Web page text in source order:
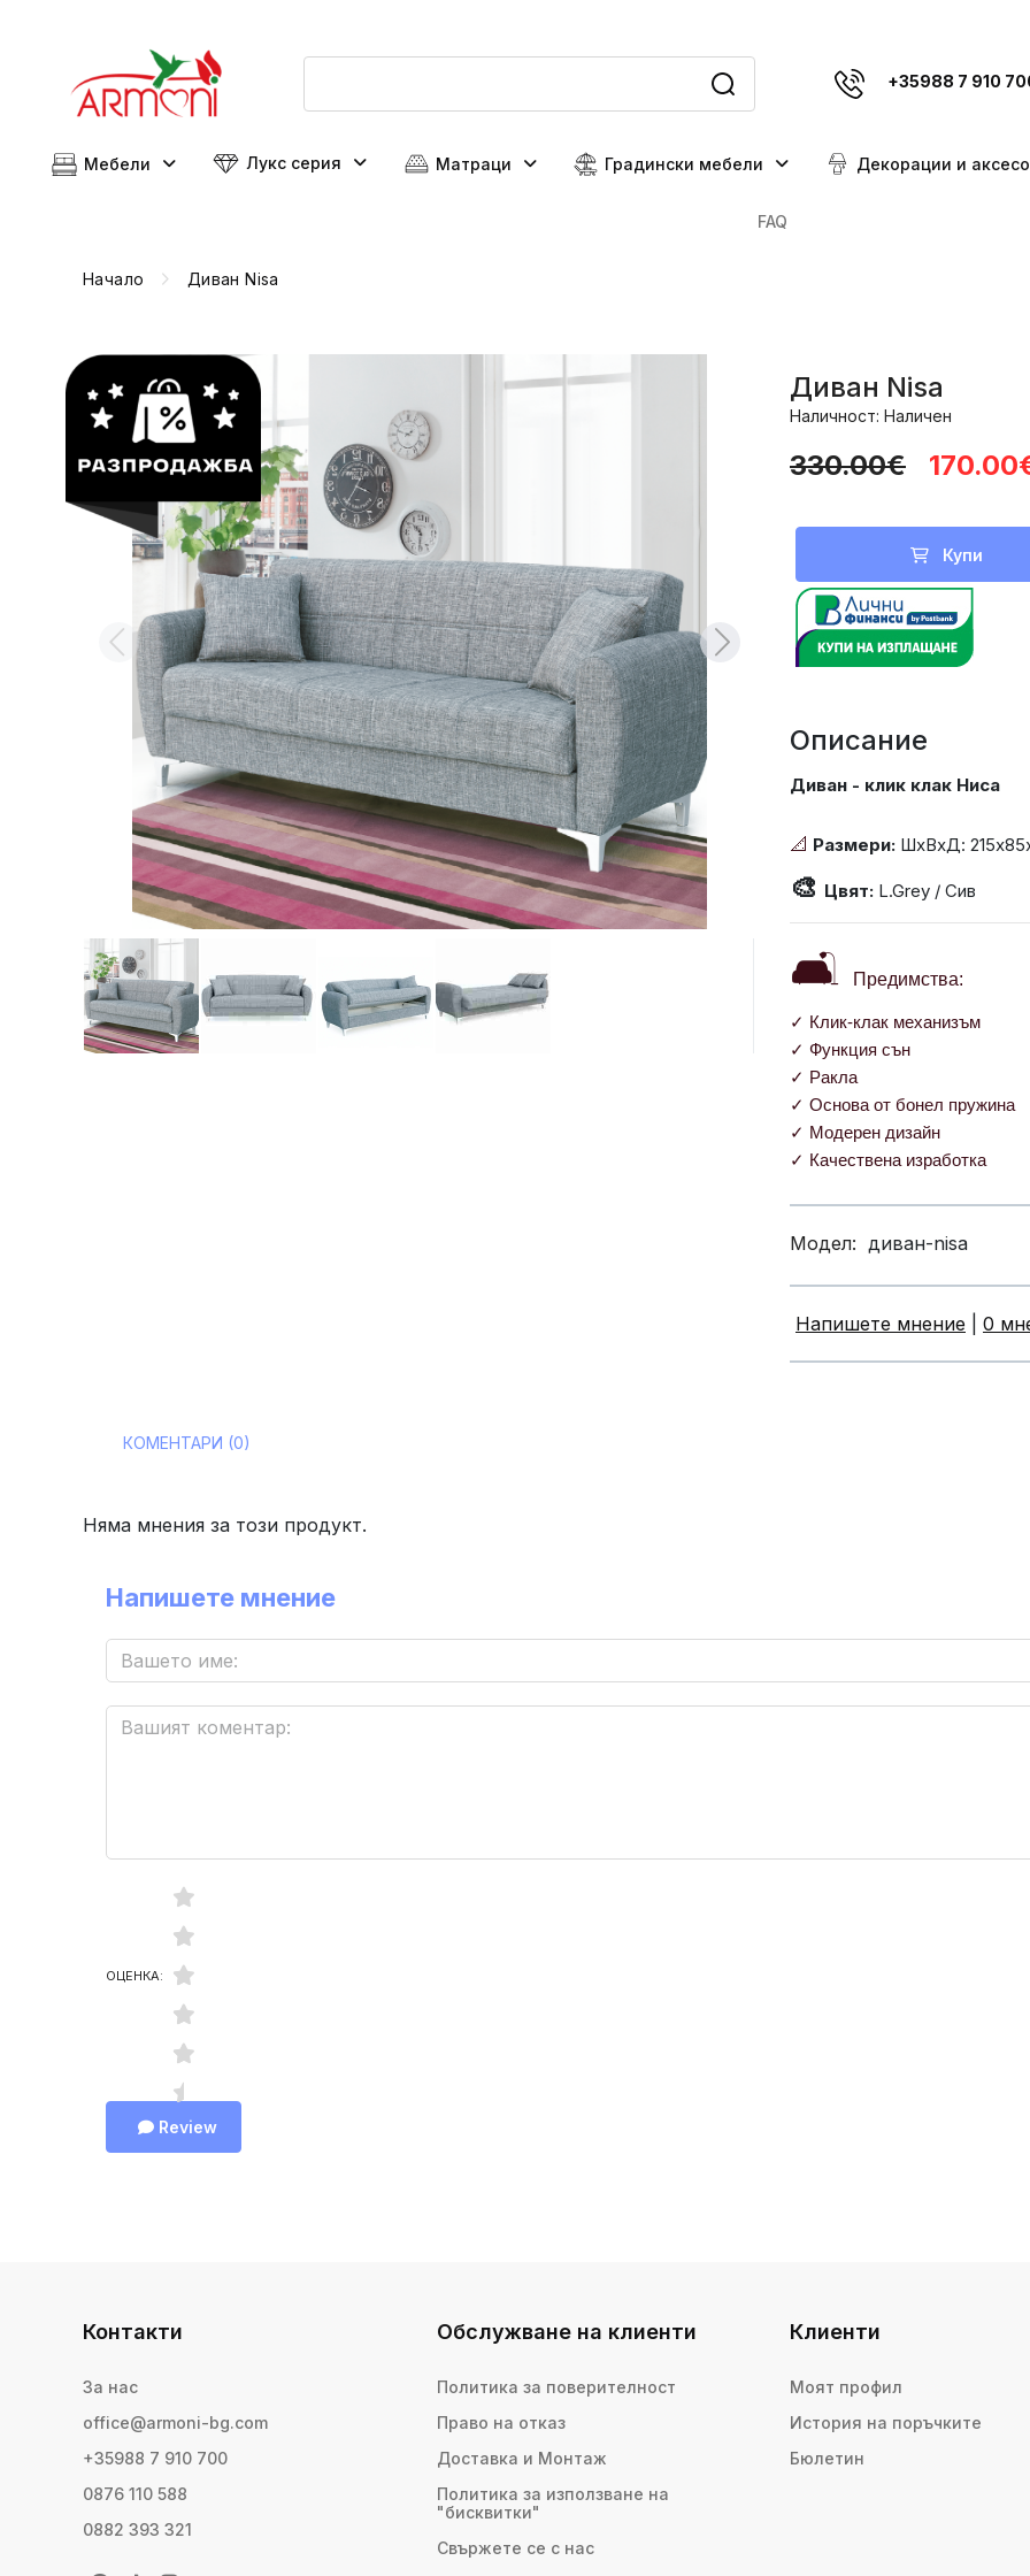
+35988 7 910
Мебели Лукс серия Матраци Градински мебели Декорации и
FAQ
Начало Диван Nisa
Диван Nisa
Наличност: Наличен
330.00€
Купи
Описание
Диван - клик клак Ниса
📐 Размери: ШхВхД:
🎨 Цвят: L.Grey / Сив
🛋 Предимства:
✓ Клик-клак механизъм
✓ Функция сън
✓ Ракла
✓ Основа от бонел пружина
✓ Модерен дизайн
✓ Качествена изработка
Модел: диван-nisa
Напишете мнение 0
КОМЕНТАРИ (0)
Няма мнения за този продукт.
Напишете мнение
ОЦЕНКА:
Review
Контакти
За нас
office@armoni-bg.com
+35988 7 910 700
0876 110 588
0882 393 321
Обслужване на клиенти
Политика за поверителност
Право на отказ
Доставка и Монтаж
Политика за използване на
"бисквитки"
Свържете се с нас
Клиенти
Моят профил
История на поръчките
Бюлетин